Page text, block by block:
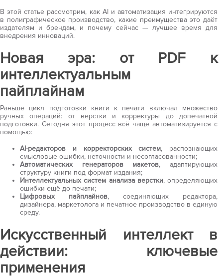
В этой статье рассмотрим, как AI и автоматизация интегрируются
в полиграфическое производство, какие преимущества это даёт
издателям и брендам, и почему сейчас — лучшее время для
внедрения инноваций.
Новая эра: от PDF к
интеллектуальным
пайплайнам
Раньше цикл подготовки книги к печати включал множество
ручных операций: от верстки и корректуры до допечатной
подготовки. Сегодня этот процесс всё чаще автоматизируется с
помощью:
AI-редакторов и корректорских систем, распознающих
смысловые ошибки, неточности и несогласованности;
Автоматических генераторов макетов, адаптирующих
структуру книги под формат издания;
Интеллектуальных систем анализа верстки, определяющих
ошибки ещё до печати;
Цифровых пайплайнов, соединяющих редактора,
дизайнера, маркетолога и печатное производство в единую
среду.
Искусственный интеллект в
действии: ключевые
применения